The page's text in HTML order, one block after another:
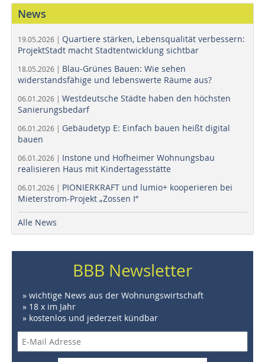
News
19.05.2026 | Quartiere stärken, Lebensqualität verbessern:
ProjektStadt macht Stadtentwicklung sichtbar
18.05.2026 | Blau-Grünes Bauen: Wie sehen
widerstandsfähige und lebenswerte Räume aus?
06.01.2026 | Westdeutsche Städte haben den höchsten
Sanierungsbedarf
06.01.2026 | Gebäudetyp E: Einfach bauen heißt digital
bauen
06.01.2026 | Instone und Hofheimer Wohnungsbau
realisieren Haus mit Kindertagesstätte
06.01.2026 | PIONIERKRAFT und lumio+ kooperieren bei
Mieterstrom-Projekt „Zossen I“
Alle News
BBB Newsletter
» wichtige News aus der Wohnungswirtschaft
» 18 x im Jahr
» kostenlos und jederzeit kündbar